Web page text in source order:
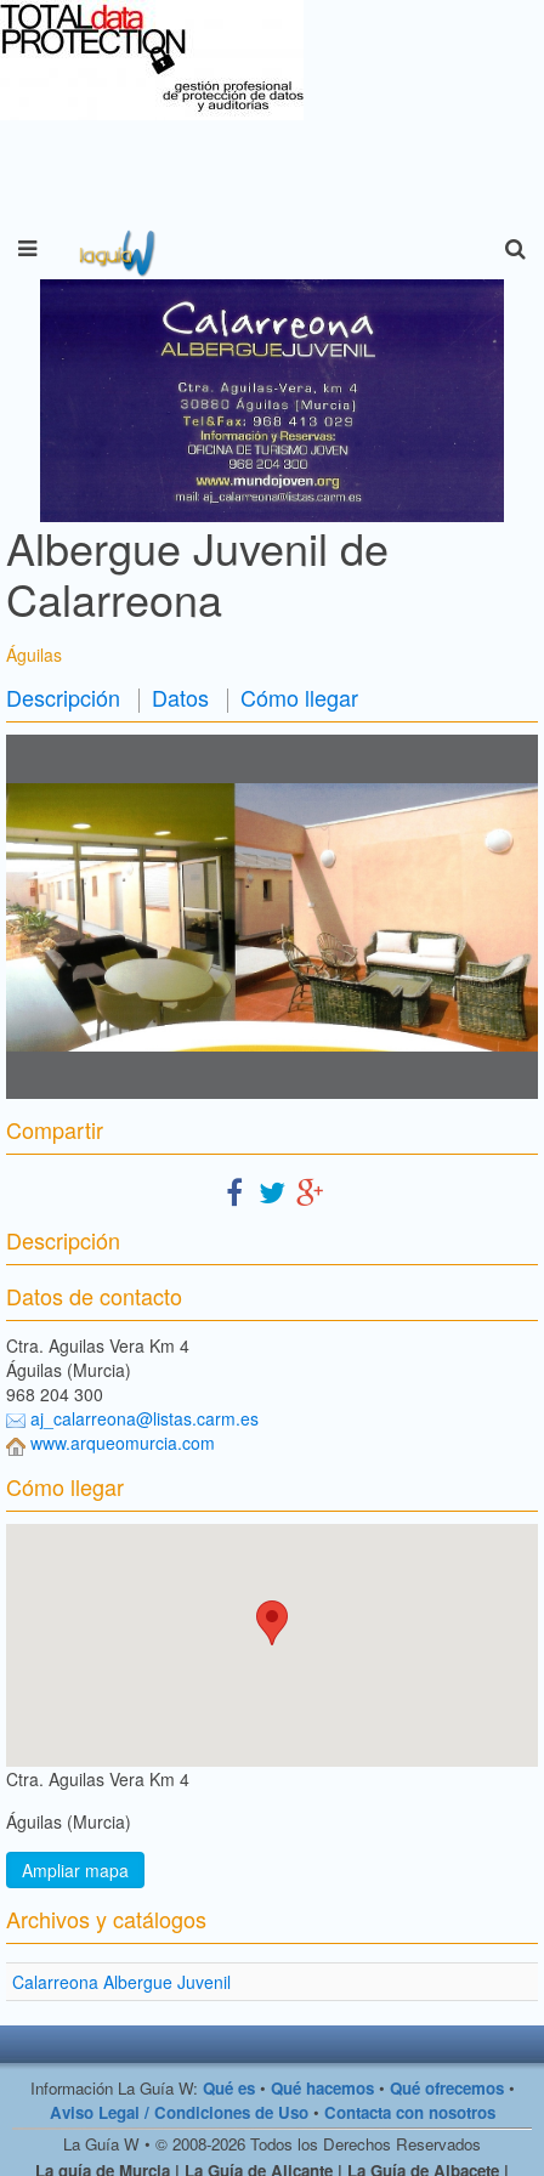
Albergue Juvenil de
Calarreona
Águilas
Descripción Datos Cómo llegar
Compartir
Descripción
Datos de contacto
Ctra. Aguilas Vera Km 4
Águilas (Murcia)
968 204 300
aj_calarreona@listas.carm.es
www.arqueomurcia.com
Cómo llegar
Ctra. Aguilas Vera Km 4
Águilas (Murcia)
Ampliar mapa
Archivos y catálogos
Calarreona Albergue Juvenil
Información La Guía W: Qué es• Qué hacemos• Qué ofrecemos•
Aviso Legal / Condiciones de Uso• Contacta con nosotros
La Guía W • © 2008-2026 Todos los Derechos Reservados
La guía de Murcia | La Guía de Alicante | La Guía de Albacete |